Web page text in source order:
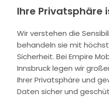
Ihre Privatsphäre
Wir verstehen die
behandeln sie mit
Sicherheit. Bei Empire
Innsbruck legen wir
Ihrer Privatsphäre und
Daten sicher und